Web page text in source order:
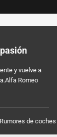
y vuelve a
Romeo
Rumores de coches